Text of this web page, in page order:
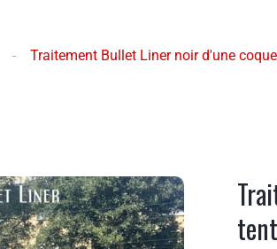
Traitement Bullet Liner noir d'une